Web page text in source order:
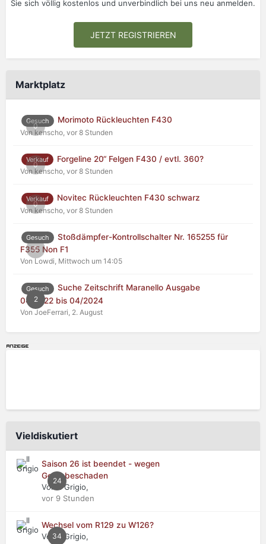
Sie sich völlig kostenlos und unverbindlich bei uns neu anmelden.
JETZT REGISTRIEREN
Marktplatz
0
Gesuch Morimoto Rückleuchten F430
Von kenscho, vor 8 Stunden
0
Verkauf Forgeline 20“ Felgen F430 / evtl. 360?
Von kenscho, vor 8 Stunden
0
Verkauf Novitec Rückleuchten F430 schwarz
Von kenscho, vor 8 Stunden
0
Gesuch
Stoßdämpfer-Kontrollschalter Nr. 165255 für
F355 Non F1
Von Lowdi, Mittwoch um 14:05
2
Gesuch
Suche Zeitschrift Maranello Ausgabe
04/2022 bis 04/2024
Von JoeFerrari, 2. August
Vieldiskutiert
24
Saison 26 ist beendet - wegen
Getriebeschaden
Von Il Grigio,
vor 9 Stunden
34
Wechsel vom R129 zu W126?
Von Il Grigio,